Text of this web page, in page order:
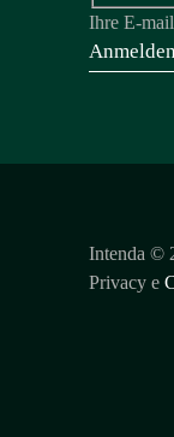
Ihre E-mail
Intenda ©
Privacy e